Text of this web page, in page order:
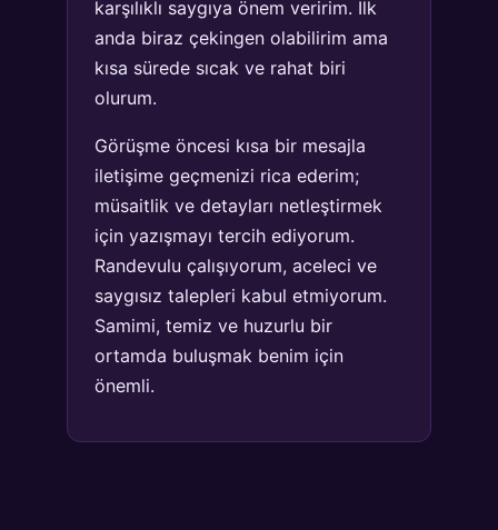
karşılıklı saygıya önem veririm. İlk
anda biraz çekingen olabilirim ama
kısa sürede sıcak ve rahat biri
olurum.
Görüşme öncesi kısa bir mesajla
iletişime geçmenizi rica ederim;
müsaitlik ve detayları netleştirmek
için yazışmayı tercih ediyorum.
Randevulu çalışıyorum, aceleci ve
saygısız talepleri kabul etmiyorum.
Samimi, temiz ve huzurlu bir
ortamda buluşmak benim için
önemli.